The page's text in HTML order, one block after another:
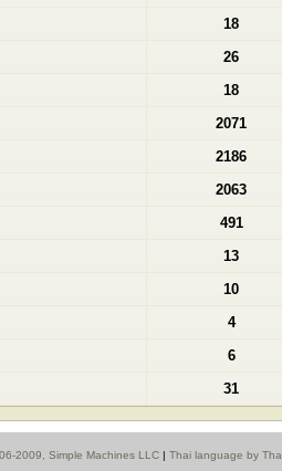
18
26
18
2071
2186
2063
491
13
10
4
6
31
2009, Simple Machines LLC | Thai language by